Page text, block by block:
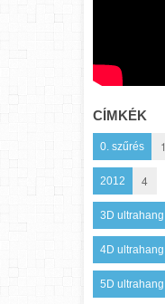
CÍMKÉK
0. szűrés 1
2012 4
3D ultrahang
4D ultrahang
5D ultrahang